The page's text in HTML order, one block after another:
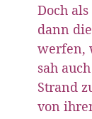
Doch
dann
werfen,
sah
Strand
von